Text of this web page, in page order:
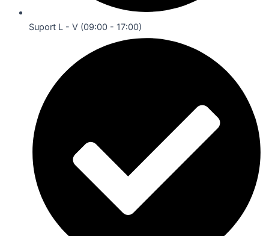
Suport L - V (09:00 - 17:00)